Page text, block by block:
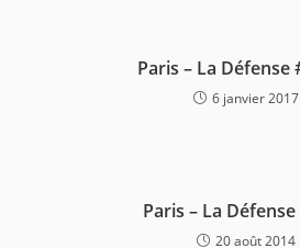
Paris – La Défense
6 janvier 2017
Paris – La
20 août 2014